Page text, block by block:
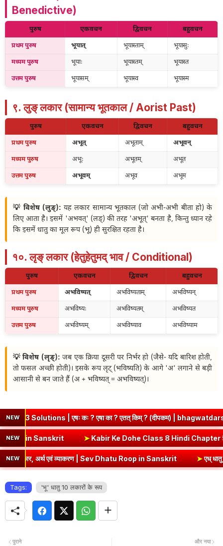
Benedictive)
पुरुष एकवचन द्विवचन बहुवचन
प्रथम पुरुष भूयात् भूयास्ताम् भूयासुः
मध्यम पुरुष भूयाः भूयास्तम् भूयास्त
उत्तम पुरुष भूयासम् भूयास्व भूयास्म
९. लुङ् लकार (सामान्य भूतकाल / Aorist Past)
पुरुष एकवचन द्विवचन बहुवचन
प्रथम पुरुष अभूत् अभूताम् अभूवन्
मध्यम पुरुष अभूः अभूतम् अभूत
उत्तम पुरुष अभूवम् अभूव अभूम
💡 विशेष (लुङ्): यह लकार सामान्य भूतकाल (जो अभी-अभी बीता हो) के
लिए आता है। इसमें 'अभवत्' (लङ्) की तरह 'अभूत्' बनता है, किन्तु ध्यान रहे
कि इसमें धातु का मूल रूप (भू) ही सुरक्षित रहता है।
१०. लृङ् लकार (हेतुहेतुमद् भाव / Conditional)
पुरुष एकवचन द्विवचन बहुवचन
प्रथम पुरुष अभविष्यत् अभविष्यताम् अभविष्यन्
मध्यम पुरुष अभविष्यः अभविष्यतम् अभविष्यत
उत्तम पुरुष अभविष्यम् अभविष्याव अभविष्याम
💡 विशेष (लृङ्): जब एक क्रिया दूसरी पर निर्भर हो (जैसे- यदि बारिश होती,
तो फसल अच्छी होती)। इसके रूप लृट् (भविष्यति) के आगे 'अ' लगाने से बड़ी
आसानी से बन जाते हैं (अ + भविष्यत् = अभविष्यत्)।
NEW| एषः कः ? एषा का ? एतत् किम् ? (दीपकम) | bhagwatdarshan.com
NEW| Ni Dhatu Roop in Sanskrit ➤Kabir Ke Dohe Class 8 Hindi
NEW
अर्थ एवं व्याकरण | Sev Dhatu Roop in Sanskrit ➤एध् धातु रूप - १०
Tags: 'भू' धातु 10 लकारों के रूप
और नया
पुराने